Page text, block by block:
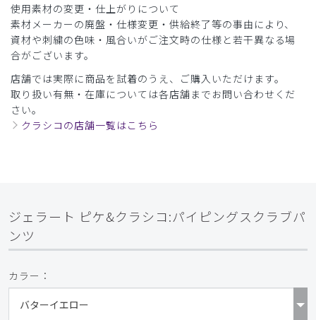
使用素材の変更・仕上がりについて
素材メーカーの廃盤・仕様変更・供給終了等の事由により、
資材や刺繍の色味・風合いがご注文時の仕様と若干異なる場
合がございます。
店舗では実際に商品を試着のうえ、ご購入いただけます。
取り扱い有無・在庫については各店舗までお問い合わせくだ
さい。
クラシコの店舗一覧はこちら
ジェラート ピケ&クラシコ:パイピングスクラブパ
ンツ
カラー：